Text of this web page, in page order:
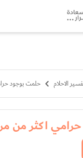
الاحلام حلمت بوجود
اكثر من